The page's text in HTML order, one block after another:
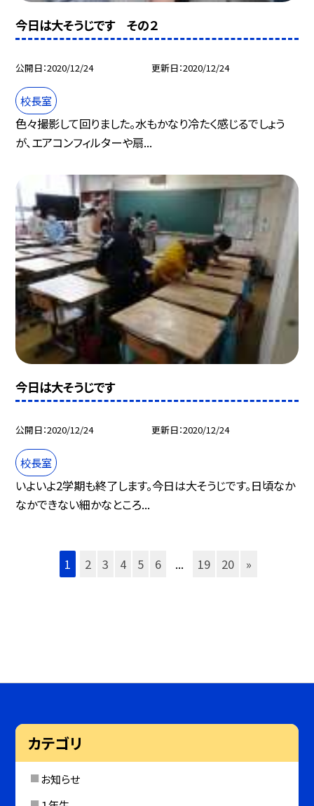
今日は大そうじです その２
公開日 2020/12/24 更新日 2020/12/24
校長室
色々撮影して回りました。水もかなり冷たく感じるでしょう
が、エアコンフィルターや扇...
今日は大そうじです
公開日 2020/12/24 更新日 2020/12/24
校長室
いよいよ2学期も終了します。今日は大そうじです。日頃なか
なかできない細かなところ...
1 2 3 4 5 6 ... 19 20 »
カテゴリ
お知らせ